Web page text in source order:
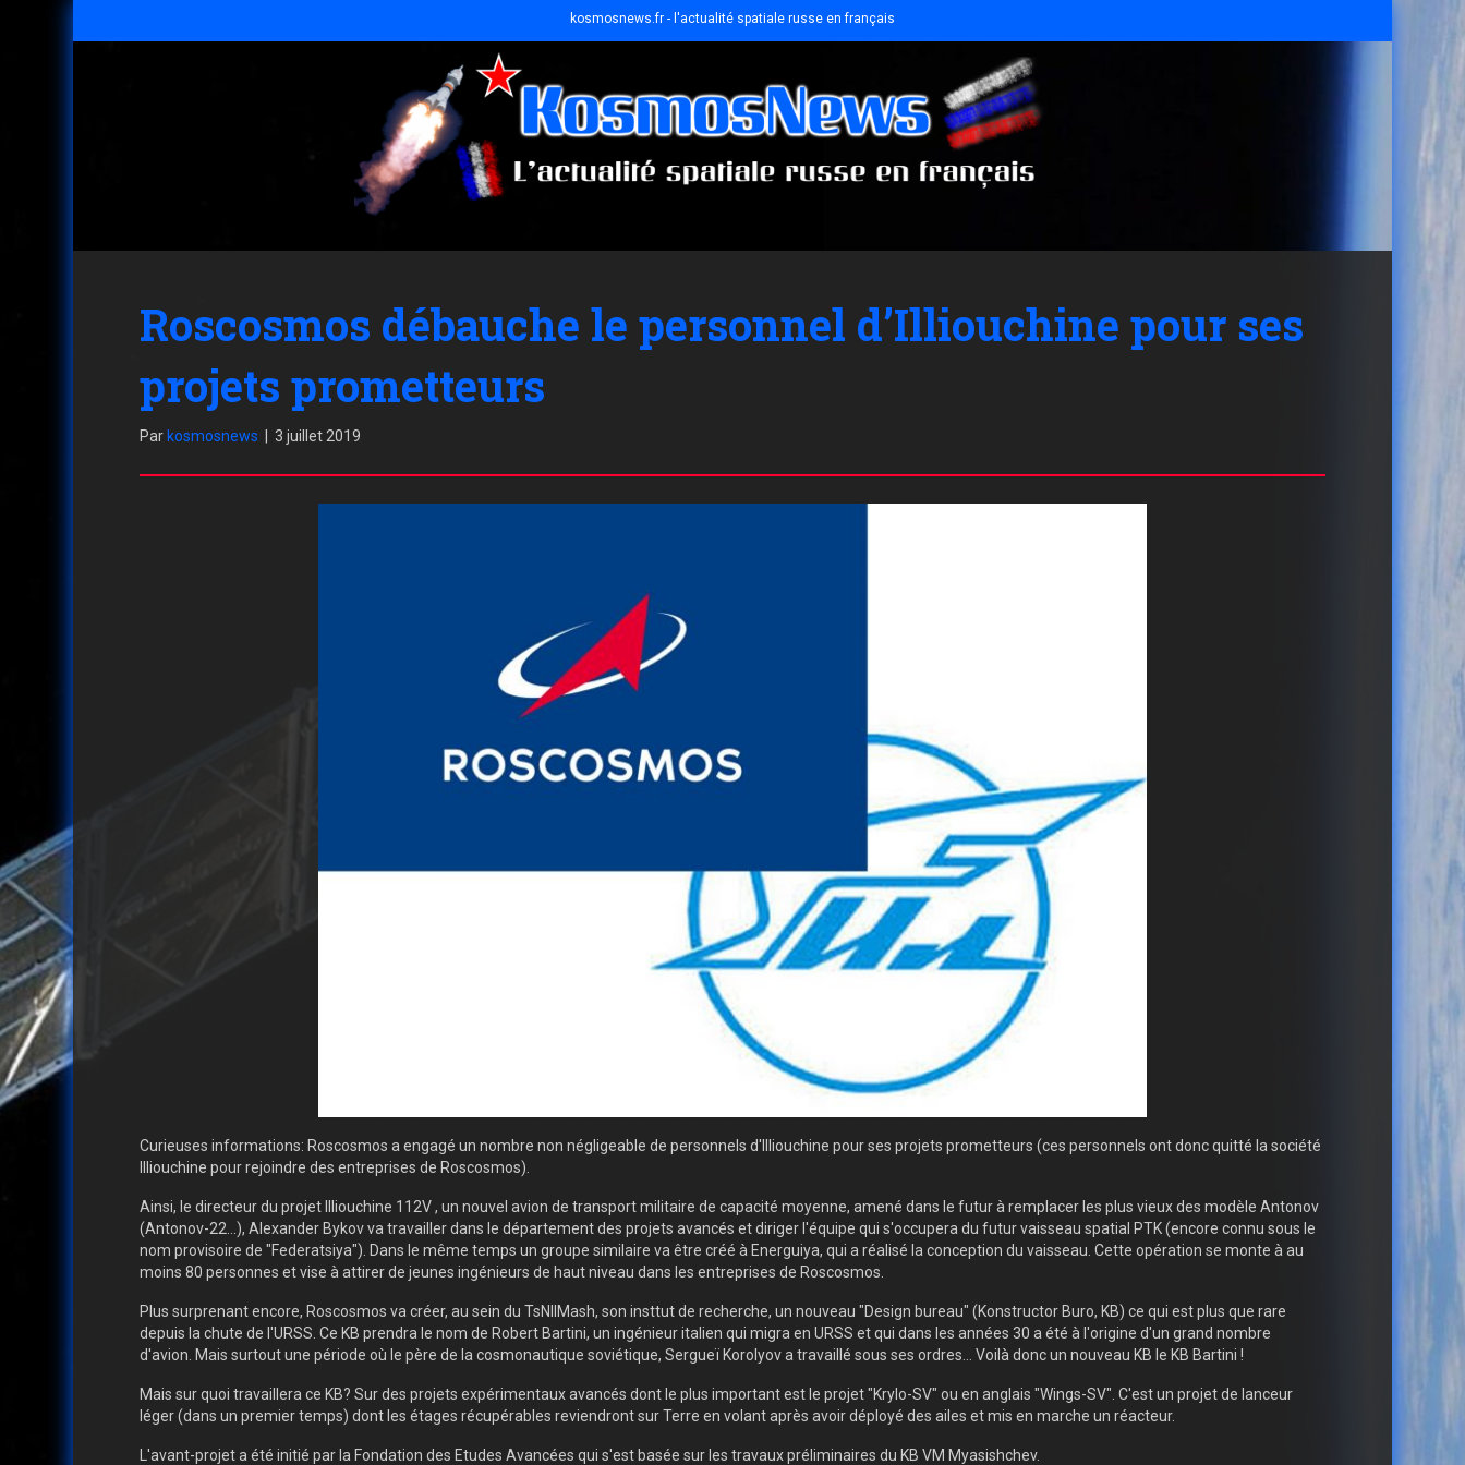
kosmosnews.fr - l'actualité spatiale russe en français
Roscosmos débauche le personnel d’Illiouchine pour ses
projets prometteurs
Par kosmosnews 3 juillet 2019
Curieuses informations: Roscosmos a engagé un nombre non négligeable de personnels d'Illiouchine pour ses projets prometteurs (ces personnels ont donc quitté la société
Illiouchine pour rejoindre des entreprises de Roscosmos).
Ainsi, le directeur du projet Illiouchine 112V , un nouvel avion de transport militaire de capacité moyenne, amené dans le futur à remplacer les plus vieux des modèle Antonov
(Antonov-22...), Alexander Bykov va travailler dans le département des projets avancés et diriger l'équipe qui s'occupera du futur vaisseau spatial PTK (encore connu sous le
nom provisoire de "Federatsiya"). Dans le même temps un groupe similaire va être créé à Energuiya, qui a réalisé la conception du vaisseau. Cette opération se monte à au
moins 80 personnes et vise à attirer de jeunes ingénieurs de haut niveau dans les entreprises de Roscosmos.
Plus surprenant encore, Roscosmos va créer, au sein du TsNIIMash, son insttut de recherche, un nouveau "Design bureau" (Konstructor Buro, KB) ce qui est plus que rare
depuis la chute de l'URSS. Ce KB prendra le nom de Robert Bartini, un ingénieur italien qui migra en URSS et qui dans les années 30 a été à l'origine d'un grand nombre
d'avion. Mais surtout une période où le père de la cosmonautique soviétique, Sergueï Korolyov a travaillé sous ses ordres... Voilà donc un nouveau KB le KB Bartini !
Mais sur quoi travaillera ce KB? Sur des projets expérimentaux avancés dont le plus important est le projet "Krylo-SV" ou en anglais "Wings-SV". C'est un projet de lanceur
léger (dans un premier temps) dont les étages récupérables reviendront sur Terre en volant après avoir déployé des ailes et mis en marche un réacteur.
L'avant-projet a été initié par la Fondation des Etudes Avancées qui s'est basée sur les travaux préliminaires du KB VM Myasishchev.